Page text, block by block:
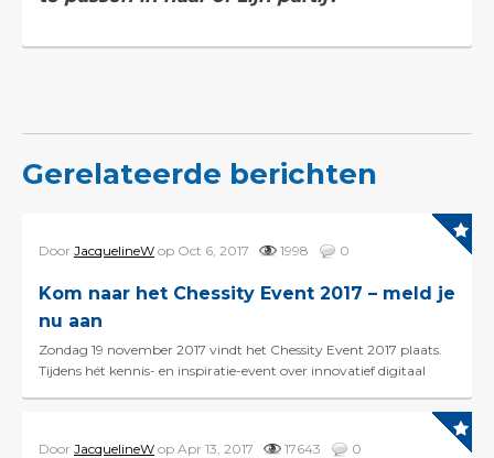
Gerelateerde berichten
Door JacquelineW op Oct 6, 2017 1998 0
Kom naar het Chessity Event 2017 – meld je
nu aan
Zondag 19 november 2017 vindt het Chessity Event 2017 plaats.
Tijdens hét kennis- en inspiratie-event over innovatief digitaal
Door JacquelineW op Apr 13, 2017 17643 0